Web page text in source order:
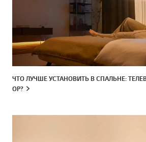
ЧТО ЛУЧШЕ УСТАНОВИТЬ В СПАЛЬНЕ:
ОР?